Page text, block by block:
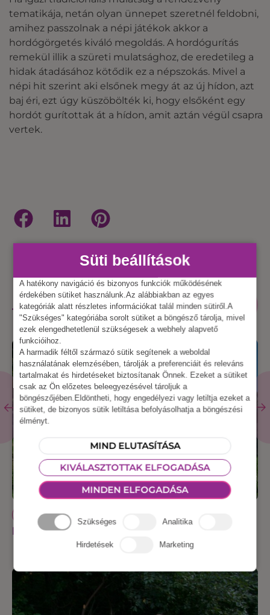
tematikája, netán olyan ünnepet szeretnél feldobni,
amihez passzolnak a népi játékok akkor a
hordógörgetés kiváló megoldás. A hordógurítás
remekül illik a szüreti mulatsághoz, de eredetileg a
hidak átadásához kötődik ez a népszokás. Mivel a
népi hit szerint aki elsőnek megy át az új hídon, azt
baj éri, ezt úgy küszöbölték ki, hogy elsőként egy
hordót gurítottak át a hídon, amit aztán végül csapra
vertek.
KAPCSOLÓDÓ
TERMÉKEK
ÖSSZES
ESZKÖZ
NÉPI JÁTÉK
KUBB
Süti beállítások
A hatékony navigáció és bizonyos funkciók működésének
érdekében sütiket használunk.Az alábbiakban az egyes
kategóriák alatt részletes információkat talál minden sütiről.A
"Szükséges" kategóriába sorolt sütiket a böngésző tárolja, mivel
ezek elengedhetetlenül szükségesek a webhely alapvető
funkcióihoz.
A harmadik féltől származó sütik segítenek a weboldal
használatának elemzésében, tárolják a preferenciáit és releváns
tartalmakat és hirdetéseket biztosítanak Önnek. Ezeket a sütiket
csak az Ön előzetes beleegyezésével tároljuk a
böngészőjében.Eldöntheti, hogy engedélyezi vagy letiltja ezeket a
sütiket, de bizonyos sütik letiltása befolyásolhatja a böngészési
élményt.
MIND ELUTASÍTÁSA
KIVÁLASZTOTTAK ELFOGADÁSA
MINDEN ELFOGADÁSA
Szükséges Analitika
Hirdetések Marketing